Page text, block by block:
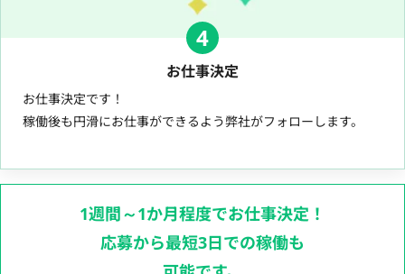
4
お仕事決定
お仕事決定です！
稼働後も円滑にお仕事ができるよう弊社がフォローします。
1週間～1か月程度でお仕事決定！
応募から最短3日での稼働も